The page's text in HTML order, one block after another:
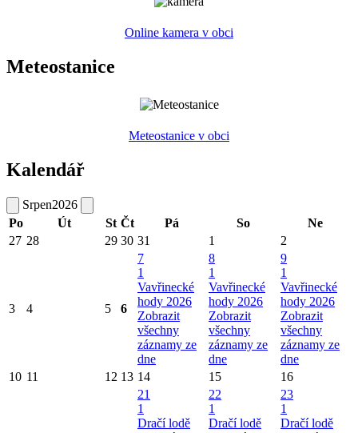
Online kamera v obci
Meteostanice
Meteostanice v obci
Kalendář
Srpen2026
Po
Út St Čt Pá So
Ne
27 28 29 30 31 1 2
3 4 5 6
7
1
Vavřinecké
hody 2026
Zobrazit
všechny
záznamy ze
dne
8
1
Vavřinecké
hody 2026
Zobrazit
všechny
záznamy ze
dne
9
1
Vavřinecké
hody 2026
Zobrazit
všechny
záznamy ze
dne
10 11 12 13 14 15
16
21
1
Dračí lodě
22
1
Dračí lodě
23
1
Dračí lodě